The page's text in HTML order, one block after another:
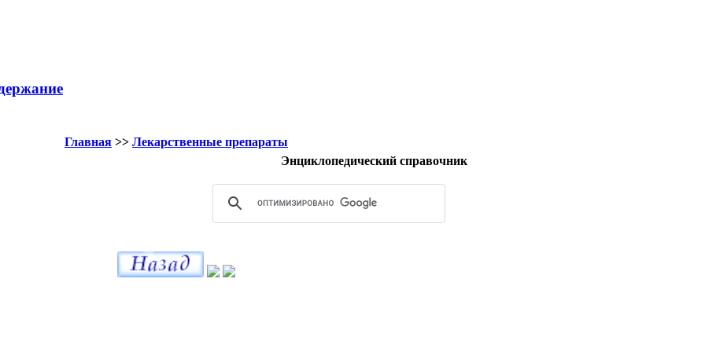
Главная >> Лекарственные препараты
Энциклопедический справочник